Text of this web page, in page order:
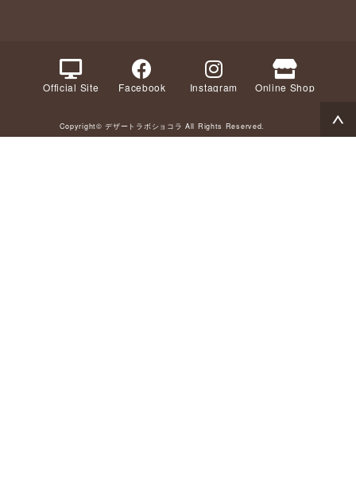
Official Site Facebook Instagram Online Shop
Copyright© デザートラボショコラ All Rights Reserved.